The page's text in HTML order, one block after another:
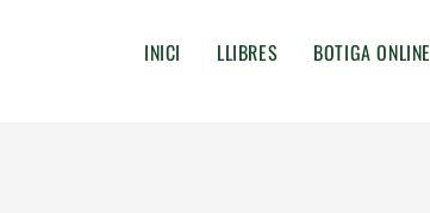
INICI LLIBRES BOTIGA ONLINE